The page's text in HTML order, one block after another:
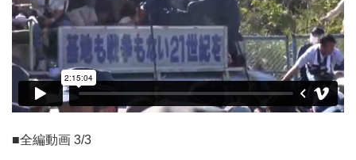
■全編動画 3/3